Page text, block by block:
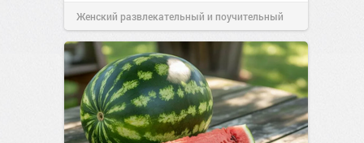
Женский развлекательный и поучительный
сайт.23:23Вчера